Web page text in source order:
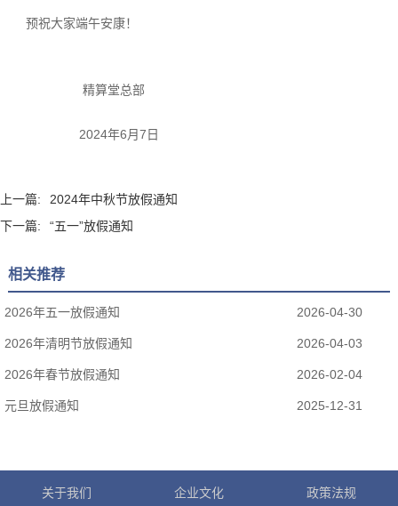
预祝大家端午安康！
精算堂总部
2024年6月7日
上一篇:
2024年中秋节放假通知
下一篇:
“五一”放假通知
相关推荐
2026年五一放假通知 2026-04-30
2026年清明节放假通知 2026-04-03
2026年春节放假通知 2026-02-04
元旦放假通知 2025-12-31
关于我们 企业文化 政策法规